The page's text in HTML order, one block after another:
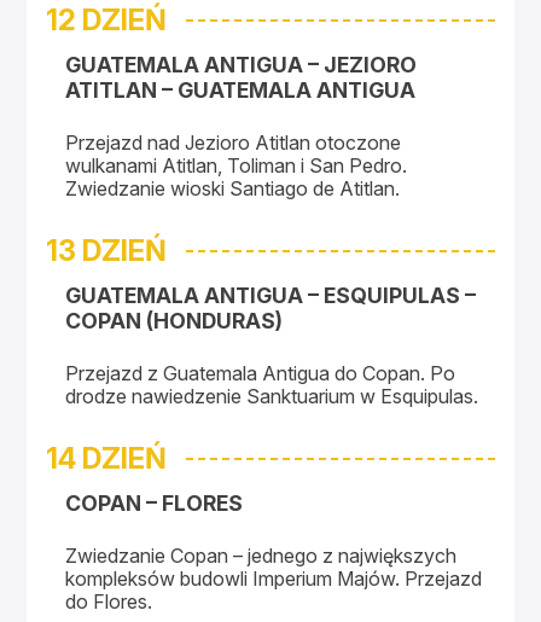
12 DZIEŃ
GUATEMALA ANTIGUA – JEZIORO
ATITLAN – GUATEMALA ANTIGUA
Przejazd nad Jezioro Atitlan otoczone
wulkanami Atitlan, Toliman i San Pedro.
Zwiedzanie wioski Santiago de Atitlan.
13 DZIEŃ
GUATEMALA ANTIGUA – ESQUIPULAS –
COPAN (HONDURAS)
Przejazd z Guatemala Antigua do Copan. Po
drodze nawiedzenie Sanktuarium w Esquipulas.
14 DZIEŃ
COPAN – FLORES
Zwiedzanie Copan – jednego z największych
kompleksów budowli Imperium Majów. Przejazd
do Flores.